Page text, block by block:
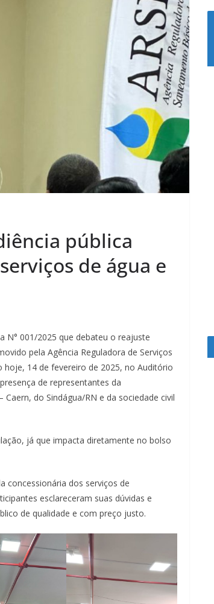
pública
de água e
N° 001/2025 que debateu o reajuste
pela Agência Reguladora de Serviços
14 de fevereiro de 2025, no Auditório
de representantes da
do Sindágua/RN e da sociedade civil
já que impacta diretamente no bolso
concessionária dos serviços de
esclareceram suas dúvidas e
de qualidade e com preço justo.